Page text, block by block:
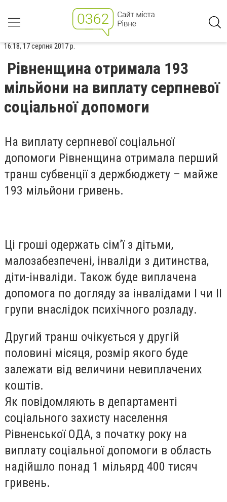
16:18, 17 серпня 2017 р.
Рівненщина отримала 193
мільйони на виплату серпневої
соціальної допомоги
На виплату серпневої соціальної
допомоги Рівненщина отримала перший
транш субвенції з держбюджету – майже
193 мільйони гривень.
Ці гроші одержать сім’ї з дітьми,
малозабезпечені, інваліди з дитинства,
діти-інваліди. Також буде виплачена
допомога по догляду за інвалідами І чи ІІ
групи внаслідок психічного розладу.
Другий транш очікується у другій
половині місяця, розмір якого буде
залежати від величини невиплачених
коштів.
Як повідомляють в департаменті
соціального захисту населення
Рівненської ОДА, з початку року на
виплату соціальної допомоги в область
надійшло понад 1 мільярд 400 тисяч
гривень.